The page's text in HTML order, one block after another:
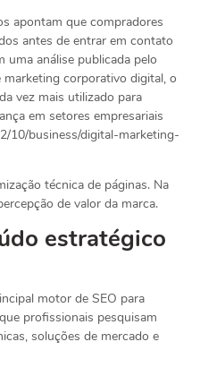
apontam que compradores
antes de entrar em contato
uma análise publicada pelo
marketing corporativo digital, o
vez mais utilizado para
em setores empresariais
10/business/digital-marketing-
técnica de páginas. Na
de valor da marca.
estratégico
motor de SEO para
profissionais pesquisam
soluções de mercado e